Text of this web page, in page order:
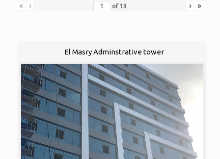
« ‹ of 13 › »
El Masry Adminstrative tower